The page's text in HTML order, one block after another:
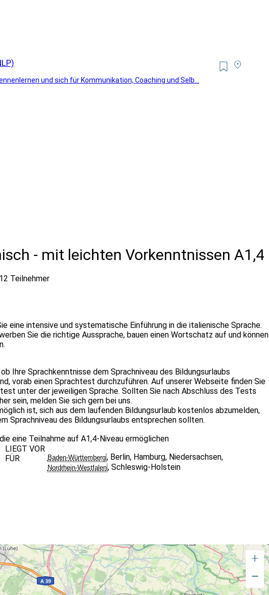
und sich für Kommunikation, Coaching und Selb...
- mit leichten Vorkenntnissen A1,4
Teilnehmer
eine intensive und systematische Einführung in die italienische Sprache.
Sie die richtige Aussprache, bauen einen Wortschatz auf und können
Ihre Sprachkenntnisse dem Sprachniveau des Bildungsurlaubs
vorab einen Sprachtest durchzuführen. Auf unserer Webseite finden Sie
unter der jeweiligen Sprache. Sollten Sie nach Abschluss des Tests
sein, melden Sie sich gern bei uns.
ist, sich aus dem laufenden Bildungsurlaub kostenlos abzumelden,
Sprachniveau des Bildungsurlaubs entsprechen sollten.
eine Teilnahme auf A1,4-Niveau ermöglichen
LIEGT VOR
FÜR
Baden-Württemberg, Berlin, Hamburg, Niedersachsen,
Nordrhein-Westfalen, Schleswig-Holstein
+
−